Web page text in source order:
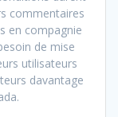
commentaires
en compagnie
de mise
utilisateurs
davantage